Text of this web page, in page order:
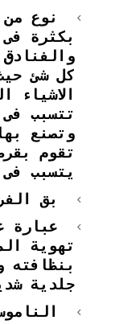
نوع
بكثرة
كل شئ
الاشياء
تتسبب فى
وتصنع
تقوم
يتسبب
بق
عبارة
تهوية
بنظافته
جلدية